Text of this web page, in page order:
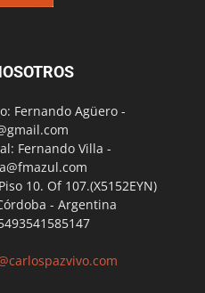
Fernando Agüero -
Fernando Villa -
10. Of 107.(X5152EYN)
- Argentina